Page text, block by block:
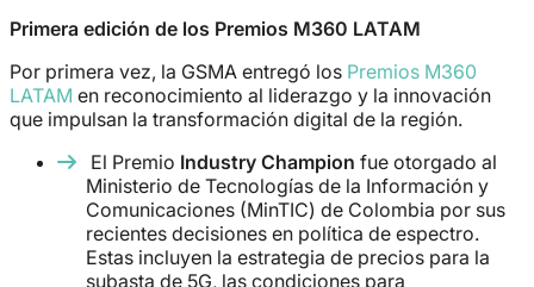
Primera edición de los Premios M360 LATAM
Por primera vez, la GSMA entregó los Premios M360
LATAM en reconocimiento al liderazgo y la innovación
que impulsan la transformación digital de la región.
El Premio Industry Champion fue otorgado al
Ministerio de Tecnologías de la Información y
Comunicaciones (MinTIC) de Colombia por sus
recientes decisiones en política de espectro.
Estas incluyen la estrategia de precios para la
subasta de 5G, las condiciones para